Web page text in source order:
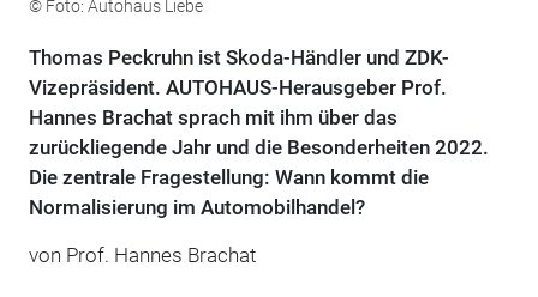
© Foto: Autohaus Liebe
Thomas Peckruhn ist Skoda-Händler und ZDK-
Vizepräsident. AUTOHAUS-Herausgeber Prof.
Hannes Brachat sprach mit ihm über das
zurückliegende Jahr und die Besonderheiten 2022.
Die zentrale Fragestellung: Wann kommt die
Normalisierung im Automobilhandel?
von Prof. Hannes Brachat